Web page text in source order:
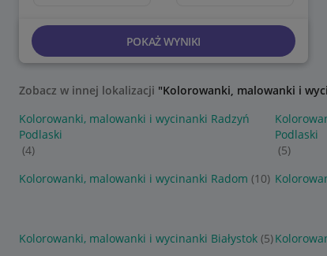
POKAŻ WYNIKI
Zobacz w innej lokalizacji "Kolorowanki, malowanki i
Kolorowanki, malowanki i wycinanki Radzyń
Podlaski
(4)
Podlaski
(5)
Kolorowanki, malowanki i wycinanki Radom (10)
Kolorowanki, malowanki i wycinanki Białystok (5)